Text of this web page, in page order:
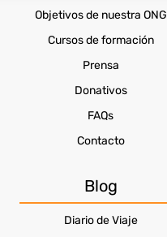
Objetivos de nuestra ONG
Cursos de formación
Prensa
Donativos
FAQs
Contacto
Blog
Diario de Viaje